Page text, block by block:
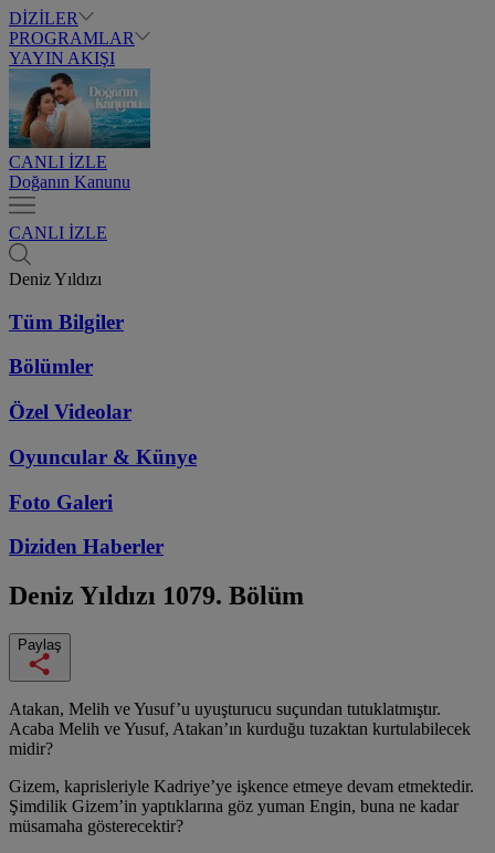
DİZİLER
PROGRAMLAR
YAYIN AKIŞI
CANLI İZLE
Doğanın Kanunu
CANLI İZLE
Deniz Yıldızı
Tüm Bilgiler
Bölümler
Özel Videolar
Oyuncular & Künye
Foto Galeri
Diziden Haberler
Deniz Yıldızı 1079. Bölüm
Paylaş
Atakan, Melih ve Yusuf’u uyuşturucu suçundan tutuklatmıştır.
Acaba Melih ve Yusuf, Atakan’ın kurduğu tuzaktan kurtulabilecek
midir?
Gizem, kaprisleriyle Kadriye’ye işkence etmeye devam etmektedir.
Şimdilik Gizem’in yaptıklarına göz yuman Engin, buna ne kadar
müsamaha gösterecektir?